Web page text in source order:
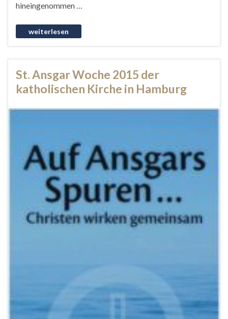
hineingenommen …
St. Ansgar Woche 2015 der
katholischen Kirche in Hamburg